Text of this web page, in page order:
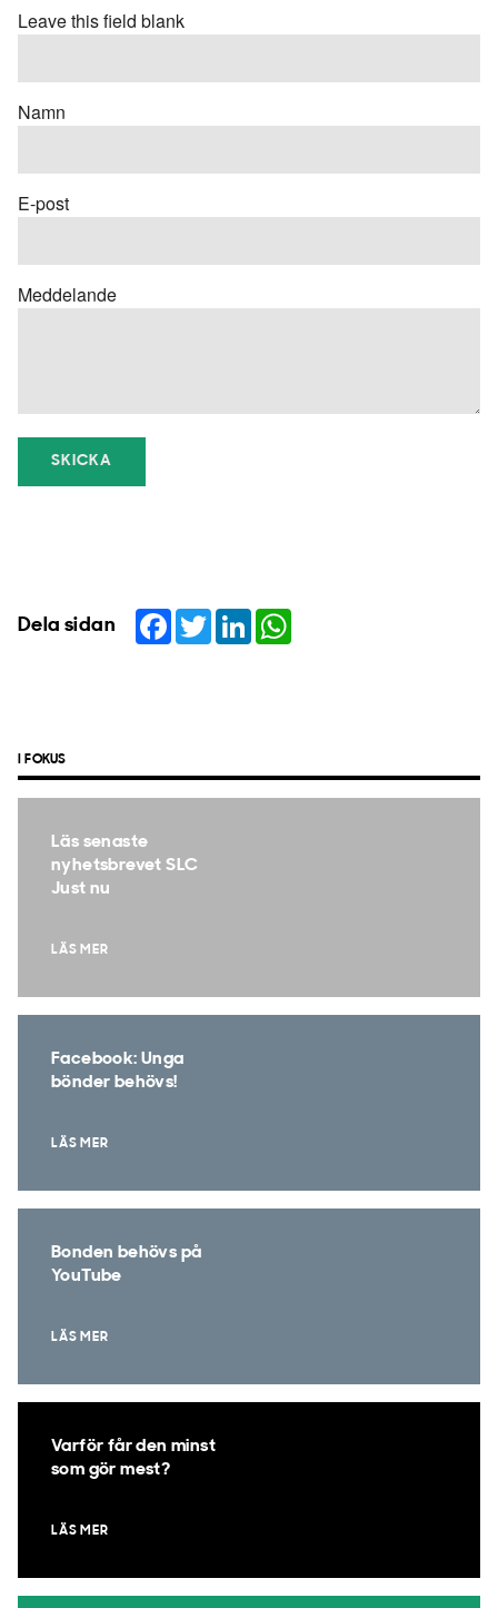
Leave this field blank
Namn
E-post
Meddelande
SKICKA
Dela sidan Facebook
TwitterLinkedIn
I FOKUS
Läs senaste
nyhetsbrevet SLC
Just nu
LÄS MER
Facebook: Unga
bönder behövs!
LÄS MER
Bonden behövs på
YouTube
LÄS MER
Varför får den minst
som gör mest?
LÄS MER